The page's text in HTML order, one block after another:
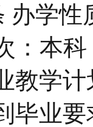
办学
：本
教学
毕业